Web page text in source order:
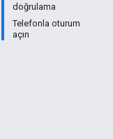
doğrulama
Telefonla oturum
açın